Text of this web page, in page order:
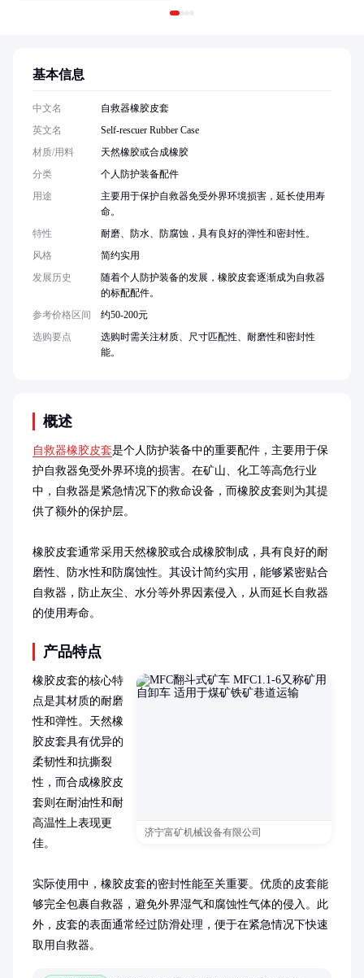
概述
自救器橡胶皮套是个人防护装备中的重要配件，主要用于保
护自救器免受外界环境的损害。在矿山、化工等高危行业
中，自救器是紧急情况下的救命设备，而橡胶皮套则为其提
供了额外的保护层。
橡胶皮套通常采用天然橡胶或合成橡胶制成，具有良好的耐
磨性、防水性和防腐蚀性。其设计简约实用，能够紧密贴合
自救器，防止灰尘、水分等外界因素侵入，从而延长自救器
的使用寿命。
产品特点
济宁富矿机械设备有限公司
橡胶皮套的核心特
点是其材质的耐磨
性和弹性。天然橡
胶皮套具有优异的
柔韧性和抗撕裂
性，而合成橡胶皮
套则在耐油性和耐
高温性上表现更
佳。
实际使用中，橡胶皮套的密封性能至关重要。优质的皮套能
够完全包裹自救器，避免外界湿气和腐蚀性气体的侵入。此
外，皮套的表面通常经过防滑处理，便于在紧急情况下快速
取用自救器。
基本信息
中文名
自救器橡胶皮套
英文名
Self-rescuer Rubber Case
材质/用料
天然橡胶或合成橡胶
分类
个人防护装备配件
用途
主要用于保护自救器免受外界环境损害，延长使用寿
命。
特性
耐磨、防水、防腐蚀，具有良好的弹性和密封性。
风格
简约实用
发展历史
随着个人防护装备的发展，橡胶皮套逐渐成为自救器
的标配配件。
参考价格区间
约50-200元
选购要点
选购时需关注材质、尺寸匹配性、耐磨性和密封性
能。